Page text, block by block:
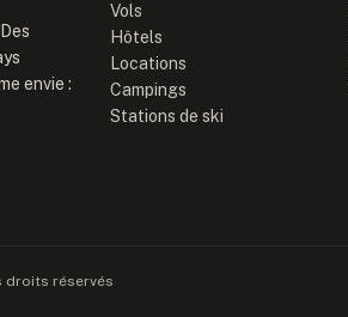
envie :
Vols
Hôtels
Locations
Campings
Stations de ski
droits réservés